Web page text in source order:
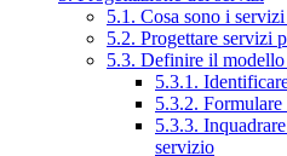
5.1. Cosa sono i
5.2. Progettare servizi
5.3. Definire il
5.3.1.
5.3.2.
5.3.3.
servizio